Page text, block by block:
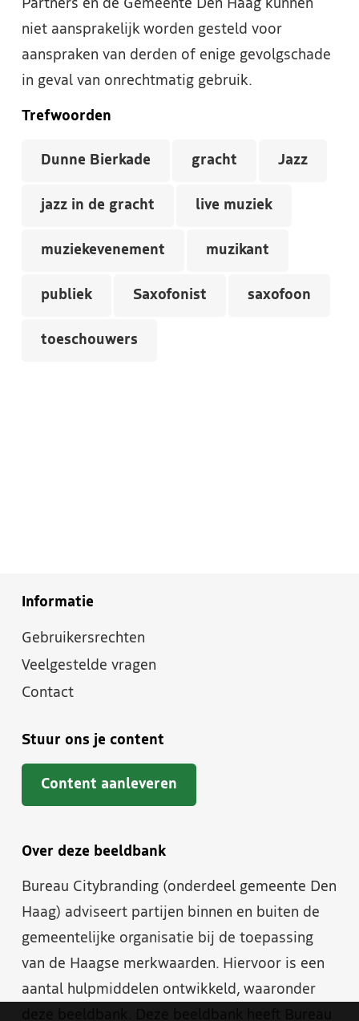
Partners en de Gemeente Den Haag kunnen
niet aansprakelijk worden gesteld voor
aanspraken van derden of enige gevolgschade
in geval van onrechtmatig gebruik.
Trefwoorden
Dunne Bierkade gracht Jazz
jazz in de gracht live muziek
muziekevenement muzikant
publiek Saxofonist saxofoon
toeschouwers
Informatie
Gebruikersrechten
Veelgestelde vragen
Contact
Stuur ons je content
Content aanleveren
Over deze beeldbank
Bureau Citybranding (onderdeel gemeente Den
Haag) adviseert partijen binnen en buiten de
gemeentelijke organisatie bij de toepassing
van de Haagse merkwaarden. Hiervoor is een
aantal hulpmiddelen ontwikkeld, waaronder